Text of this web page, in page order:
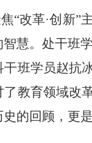
“改革·创新”
慧。处干班
班学员赵抗
教育领域改
的回顾，更